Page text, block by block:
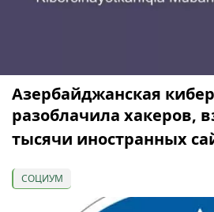
Азербайджанская
разоблачила хакеров,
тысячи иностранных
СОЦИУМ